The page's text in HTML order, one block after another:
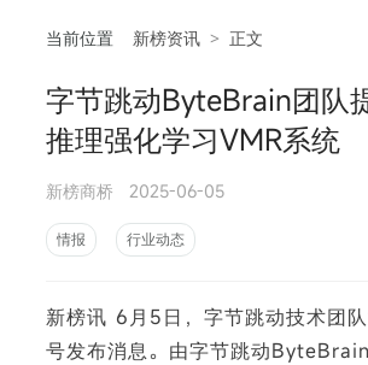
当前位置 新榜资讯 > 正文
字节跳动ByteBrain团队
推理强化学习VMR系统
新榜商桥 2025-06-05
情报 行业动态
新榜讯 6月5日，字节跳动技术团
号发布消息。由字节跳动